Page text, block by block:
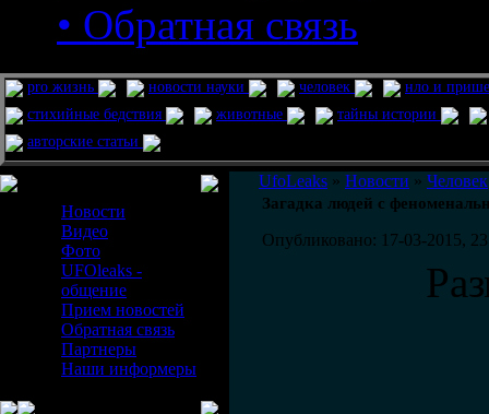
• Обратная связь
pro жизнь новости науки человек
нло и
стихийные бедствия
животные
тайны истории
авторские статьи
Новости
Видео
Фото
UFOleaks -
общение
Прием новостей
Обратная связь
Партнеры
Наши информеры
UfoLeaks » Новости » Человек
Загадка людей с
Опубликовано: 17-03-2015,